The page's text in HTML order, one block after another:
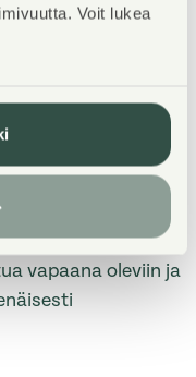
Voit lukea
asunnon
voi olla
ei ole vielä
vapaana oleviin ja